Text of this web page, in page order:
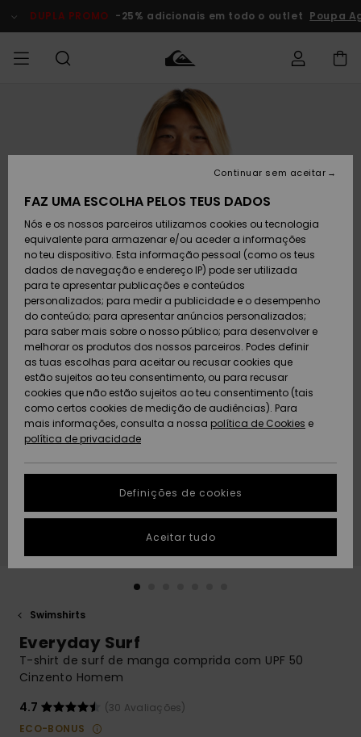
do
DUPLA PROMO -25% adicionais em todo o outlet Poupa
Roupas
Calçado e
chinelos
Surfe/água
Snow
Artigos
recém-
chegados
Coleções
MENINO
Roupas
Calçado e
chinelos
Surfe/água
Neve
Artigos
recém-
chegados
Highlights
MULHER
Shop
chegados
Highlights
Snow
SURF
Surf Shop
Homem
Crianças
Highlights
Community
SNOW
Artigos
Neve
Homem
Artigos
Criança
Snow Shop
Feminino
Highlights
Community
DUPLA
PROMO
Outlet
Homem
Criança
Outlet
Mulher
AJUDA
Acede à tua
encomenda
Devoluções
Pagamento
Cartão
presente
Quiksilver
Freedom
Protecção de
dados
Guia de
tamanhos
conversa para
obteres a
resposta mais
rápida à tua
conversa
Encontra
perguntas
SUSTAINABILITY
PRESENTE
DESEJO
Swimshirts
Everyday Surf
T-shirt de surf de manga comprida com UPF 50
Cinzento Homem
4.7
(30 Avaliações)
ECO-BONUS
FAZ UMA ESCOLHA PELOS TEUS DADOS
Nós e os nossos parceiros utilizamos cookies ou tecnologia
equivalente para armazenar e/ou aceder a informações
no teu dispositivo. Esta informação pessoal (como os teus
dados de navegação e endereço IP) pode ser utilizada
para te apresentar publicações e conteúdos
personalizados; para medir a publicidade e o desempenho
do conteúdo; para apresentar anúncios personalizados;
para saber mais sobre o nosso público; para desenvolver e
melhorar os produtos dos nossos parceiros. Podes definir
as tuas escolhas para aceitar ou recusar cookies que
estão sujeitos ao teu consentimento, ou para recusar
cookies que não estão sujeitos ao teu consentimento (tais
como certos cookies de medição de audiências). Para
mais informações, consulta a nossa política de Cookies e
política de privacidade
Definições de cookies
Continuar sem aceitar
Aceitar tudo